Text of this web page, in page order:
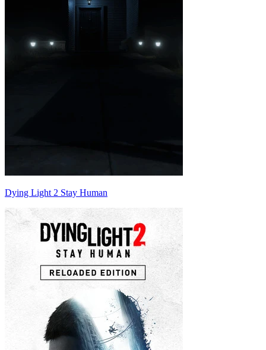
Dying Light 2 Stay Human